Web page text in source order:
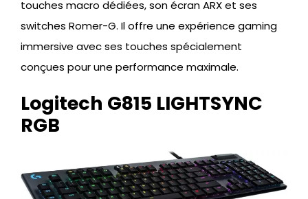
touches macro dédiées, son écran ARX et ses
switches Romer-G. Il offre une expérience gaming
immersive avec ses touches spécialement
conçues pour une performance maximale.
Logitech G815 LIGHTSYNC
RGB